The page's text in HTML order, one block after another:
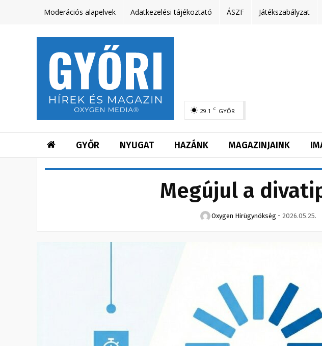
Moderációs alapelvek Adatkezelési tájékoztató ÁSZF Játékszabályzat
29.1 C GYŐR
GYŐR NYUGAT HAZÁNK MAGAZINJAINK
Megújul a
Oxygen Hirügynökség - 2026.05.25.